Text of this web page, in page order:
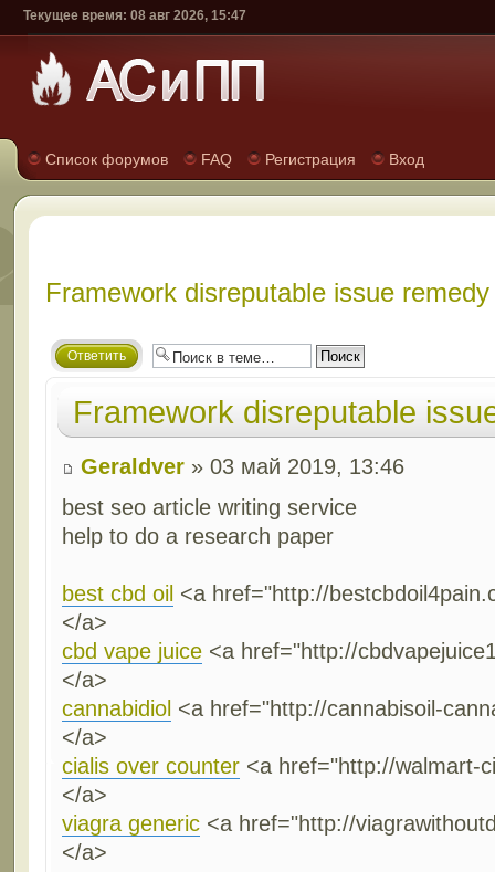
Текущее время: 08 авг 2026, 15:47
Список форумов FAQ Регистрация Вход
Framework disreputable issue remedy
Ответить
Framework disreputable
Geraldver» 03 май 2019, 13:46
best seo article writing service
help to do a research paper
best cbd oil <a href="http://
</a>
cbd vape juice<a href="http://
</a>
cannabidiol <a href="http://cannabisoil-
</a>
cialis over counter<a href="http://walmart-
</a>
viagra generic<a href="http://
</a>